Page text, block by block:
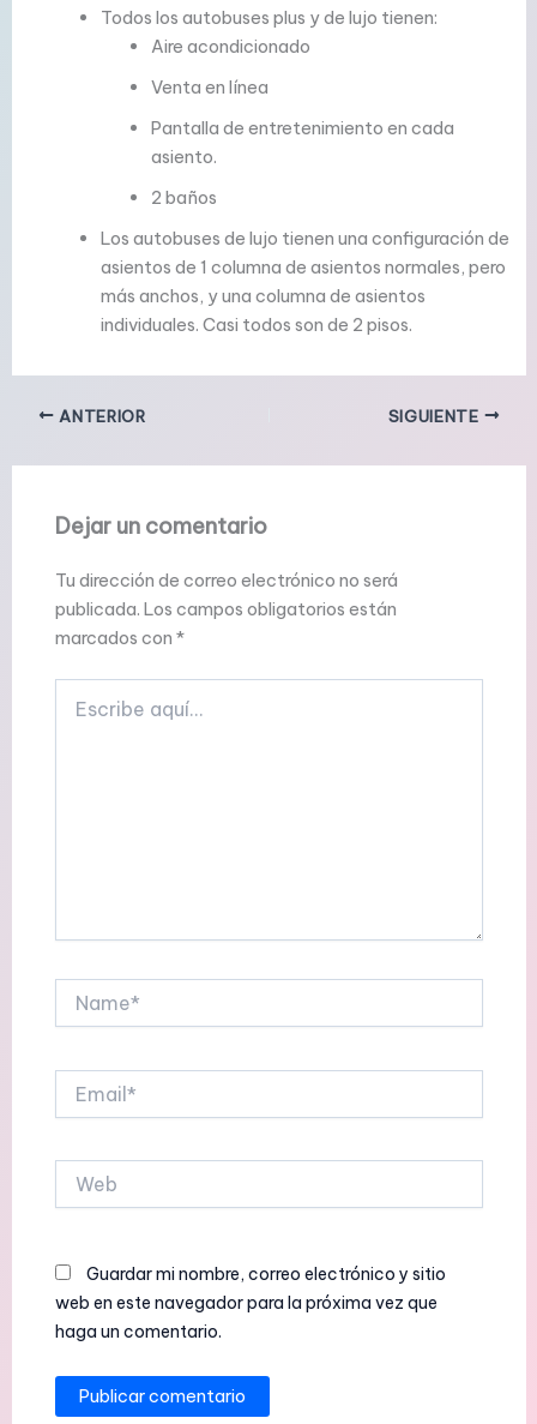
Todos los autobuses plus y de lujo tienen:
Aire acondicionado
Venta en línea
Pantalla de entretenimiento en cada
asiento.
2 baños
Los autobuses de lujo tienen una configuración de
asientos de 1 columna de asientos normales, pero
más anchos, y una columna de asientos
individuales. Casi todos son de 2 pisos.
ANTERIOR SIGUIENTE
Dejar un comentario
Tu dirección de correo electrónico no será
publicada. Los campos obligatorios están
marcados con*
aquí...
Guardar mi nombre, correo electrónico y sitio
web en este navegador para la próxima vez que
haga un comentario.